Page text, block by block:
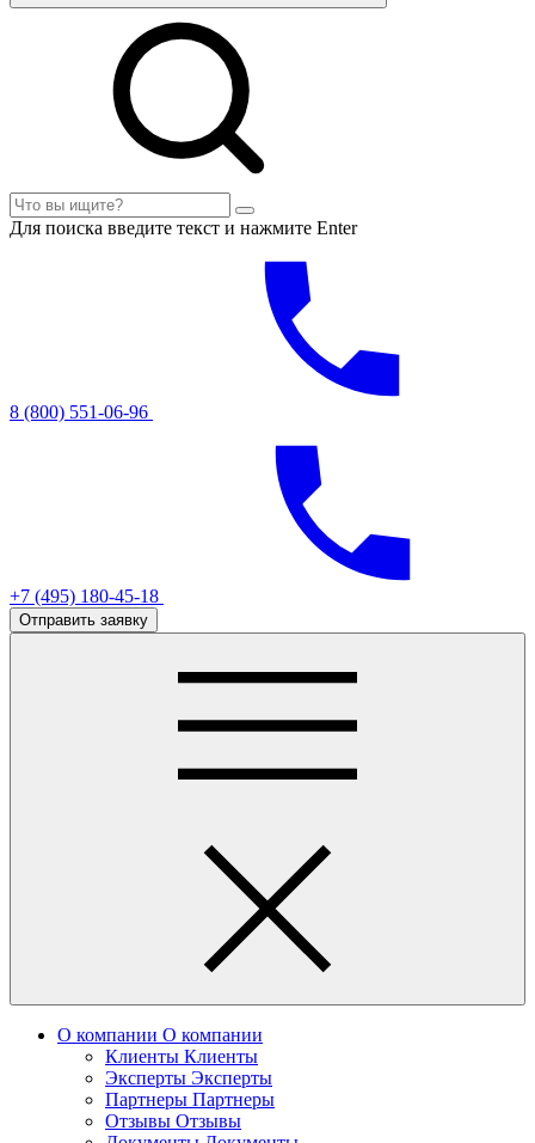
Для поиска введите текст и нажмите Enter
8 (800) 551-06-96
+7 (495) 180-45-18
Отправить заявку
О компании О компании
Клиенты Клиенты
Эксперты Эксперты
Партнеры Партнеры
Отзывы Отзывы